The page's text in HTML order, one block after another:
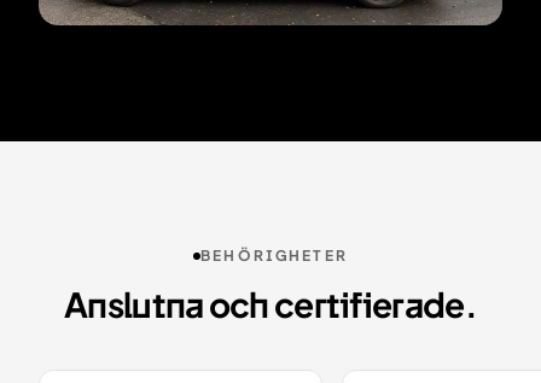
BEHÖRIGHETER
Anslutna och certifierade.